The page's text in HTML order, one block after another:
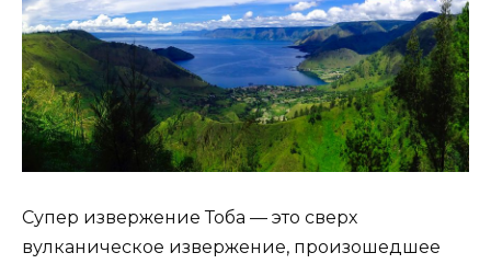
Супер извержение Тоба — это сверх
вулканическое извержение, произошедшее